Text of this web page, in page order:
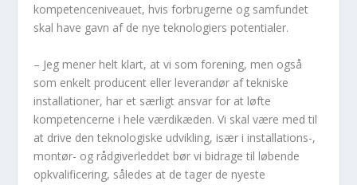
kompetenceniveauet, hvis forbrugerne og samfundet
skal have gavn af de nye teknologiers potentialer.
– Jeg mener helt klart, at vi som forening, men også
som enkelt producent eller leverandør af tekniske
installationer, har et særligt ansvar for at løfte
kompetencerne i hele værdikæden. Vi skal være med til
at drive den teknologiske udvikling, især i installations-,
montør- og rådgiverleddet bør vi bidrage til løbende
opkvalificering, således at de tager de nyeste